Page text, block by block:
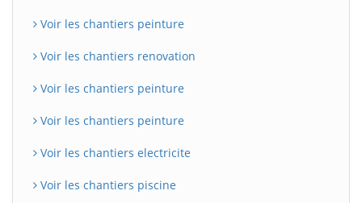
Voir les chantiers peinture
Voir les chantiers renovation
Voir les chantiers peinture
Voir les chantiers peinture
Voir les chantiers electricite
Voir les chantiers piscine